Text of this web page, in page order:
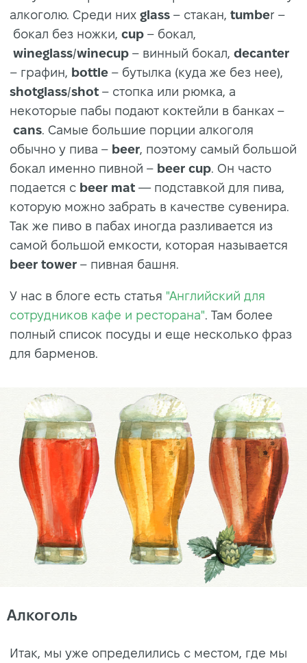
алкоголю. Среди них glass – стакан, tumber –
бокал без ножки, cup – бокал,
wineglass/winecup – винный бокал, decanter
– графин, bottle – бутылка (куда же без нее),
shotglass/shot – стопка или рюмка, а
некоторые пабы подают коктейли в банках –
cans. Самые большие порции алкоголя
обычно у пива – beer, поэтому самый большой
бокал именно пивной – beer cup. Он часто
подается с beer mat — подставкой для пива,
которую можно забрать в качестве сувенира.
Так же пиво в пабах иногда разливается из
самой большой емкости, которая называется
beer tower – пивная башня.
У нас в блоге есть статья "Английский для
сотрудников кафе и ресторана". Там более
полный список посуды и еще несколько фраз
для барменов.
Алкоголь
Итак, мы уже определились с местом, где мы